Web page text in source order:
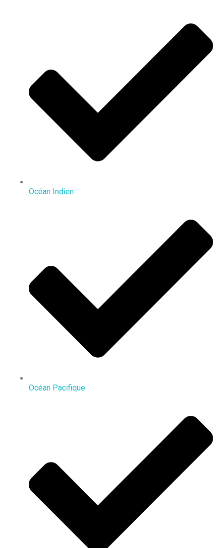
Océan Indien
Océan Pacifique